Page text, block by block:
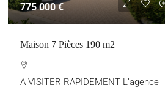
775 000 €
Maison 7 Pièces 190 m2
A VISITER RAPIDEMENT L’agence